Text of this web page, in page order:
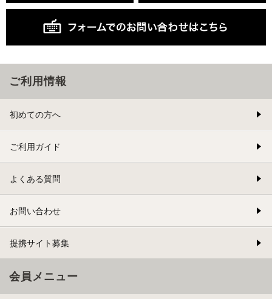
ご利用情報
初めての方へ
ご利用ガイド
よくある質問
お問い合わせ
提携サイト募集
会員メニュー